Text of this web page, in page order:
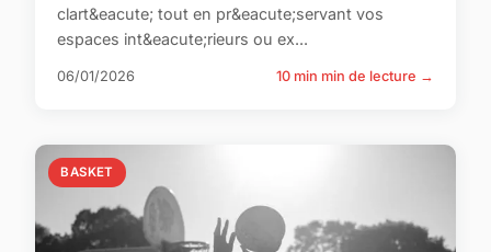
clart&eacute; tout en pr&eacute;servant vos
espaces int&eacute;rieurs ou ex...
06/01/2026 10 min min de lecture →
BASKET